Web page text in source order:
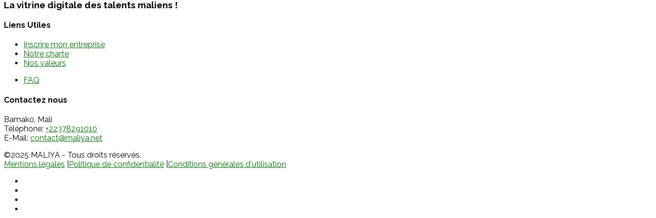
La vitrine digitale des talents maliens !
Liens Utiles
Inscrire mon entreprise
Notre charte
Nos valeurs
FAQ
Contactez nous
Bamako, Mali
Téléphone: +22378291010
E-Mail: contact@maliya.net
©2025 MALIYA - Tous droits réservés.
Mentions légales Politique de confidentialité Conditions générales d'utilisation